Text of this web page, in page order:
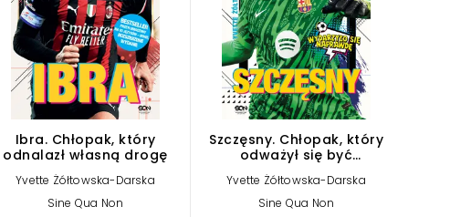
Ibra. Chłopak, który
odnalazł własną drogę
Yvette Żółtowska-Darska
Sine Qua Non
Szczęsny. Chłopak, który
odważył się być
bramkarzem
Yvette Żółtowska-Darska
Sine Qua Non